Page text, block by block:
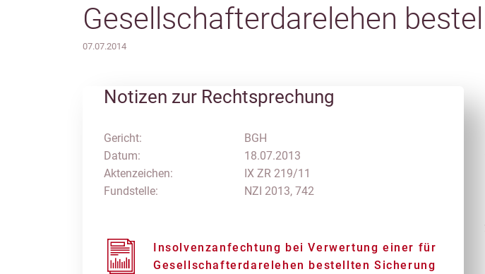
Gesellschafterdarelehen
07.07.2014
Notizen zur Rechtsprechung
Gericht:
Datum:
Aktenzeichen:
Fundstelle:
BGH
18.07.2013
IX ZR 219/11
NZI 2013, 742
Insolvenzanfechtung bei Verwertung einer für
Gesellschafterdarelehen bestellten Sicherung